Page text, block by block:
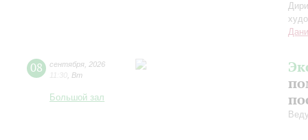
08 сентября 2026
11:30 Вт
Большой зал